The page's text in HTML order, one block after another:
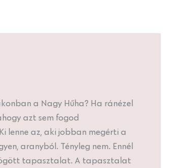
a Nagy Hűha? Ha ránézel
azt sem fogod
lenne az, aki jobban megérti a
aranyból. Tényleg nem. Ennél
tapasztalat. A tapasztalat